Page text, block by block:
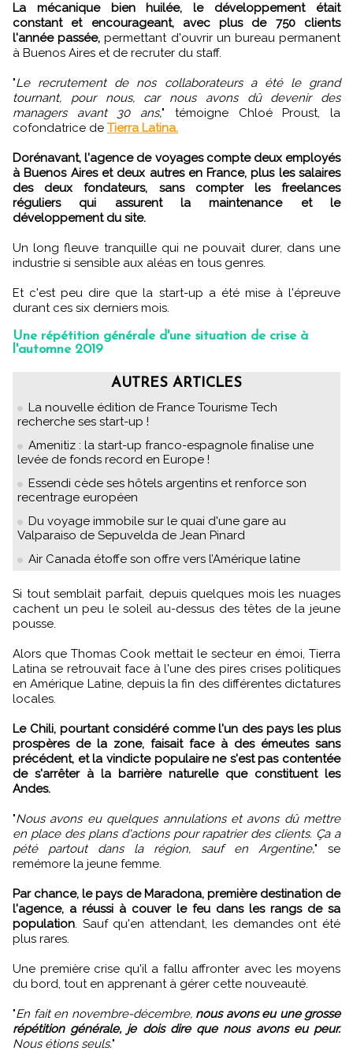
La mécanique bien huilée, le développement était
constant et encourageant, avec plus de 750 clients
l'année passée, permettant d'ouvrir un bureau permanent
à Buenos Aires et de recruter du staff.
"Le recrutement de nos collaborateurs a été le grand
tournant, pour nous, car nous avons dû devenir des
managers avant 30 ans," témoigne Chloé Proust, la
cofondatrice de Tierra Latina.
Dorénavant, l'agence de voyages compte deux employés
à Buenos Aires et deux autres en France, plus les salaires
des deux fondateurs, sans compter les freelances
réguliers qui assurent la maintenance et le
développement du site.
Un long fleuve tranquille qui ne pouvait durer, dans une
industrie si sensible aux aléas en tous genres.
Et c'est peu dire que la start-up a été mise à l'épreuve
durant ces six derniers mois.
Une répétition générale d'une situation de crise à
l'automne 2019
AUTRES ARTICLES
La nouvelle édition de France Tourisme Tech
recherche ses start-up !
Amenitiz : la start-up franco-espagnole finalise une
levée de fonds record en Europe !
Essendi cède ses hôtels argentins et renforce son
recentrage européen
Du voyage immobile sur le quai d'une gare au
Valparaiso de Sepuvelda de Jean Pinard
Air Canada étoffe son offre vers l’Amérique latine
Si tout semblait parfait, depuis quelques mois les nuages
cachent un peu le soleil au-dessus des têtes de la jeune
pousse.
Alors que Thomas Cook mettait le secteur en émoi, Tierra
Latina se retrouvait face à l'une des pires crises politiques
en Amérique Latine, depuis la fin des différentes dictatures
locales.
Le Chili, pourtant considéré comme l'un des pays les plus
prospères de la zone, faisait face à des émeutes sans
précédent, et la vindicte populaire ne s'est pas contentée
de s'arrêter à la barrière naturelle que constituent les
Andes.
"Nous avons eu quelques annulations et avons dû mettre
en place des plans d'actions pour rapatrier des clients. Ça a
pété partout dans la région, sauf en Argentine," se
remémore la jeune femme.
Par chance, le pays de Maradona, première destination de
l'agence, a réussi à couver le feu dans les rangs de sa
population. Sauf qu'en attendant, les demandes ont été
plus rares.
Une première crise qu'il a fallu affronter avec les moyens
du bord, tout en apprenant à gérer cette nouveauté.
"En fait en novembre-décembre, nous avons eu une grosse
répétition générale, je dois dire que nous avons eu peur.
Nous étions seuls."